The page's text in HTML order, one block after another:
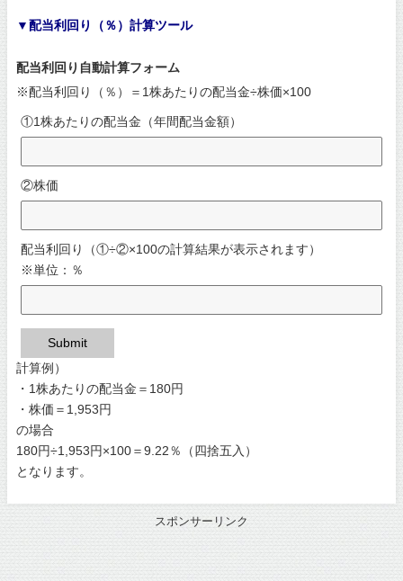
▼配当利回り（％）計算ツール
配当利回り自動計算フォーム
※配当利回り（％）＝1株あたりの配当金÷株価×100
①1株あたりの配当金（年間配当金額）
②株価
配当利回り（①÷②×100の計算結果が表示されます）
※単位：％
Submit
計算例）
・1株あたりの配当金＝180円
・株価＝1,953円
の場合
180円÷1,953円×100＝9.22％（四捨五入）
となります。
スポンサーリンク